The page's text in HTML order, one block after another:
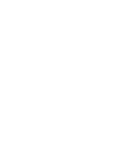
истории,
шаржи, стихи,